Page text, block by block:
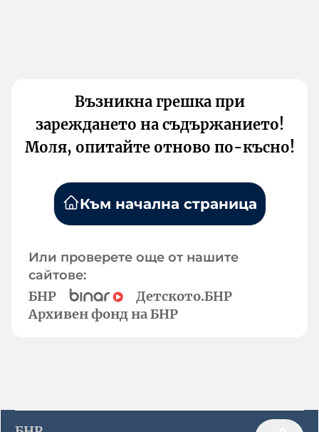
Възникна грешка при
зареждането на съдържанието!
Моля, опитайте отново по-късно!
Към начална страница
Или проверете още от нашите
сайтове:
БНР
Детското.БНР
Архивен фонд на БНР